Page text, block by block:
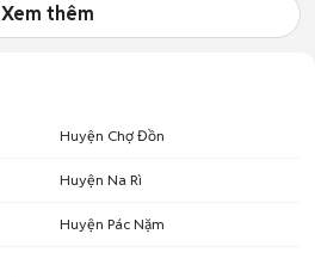
Xem thêm
Huyện Chợ Đồn
Huyện Na Rì
Huyện Pác Nặm